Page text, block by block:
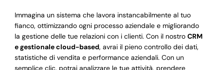
Immagina un sistema che lavora instancabilmente al tuo
fianco, ottimizzando ogni processo aziendale e migliorando
la gestione delle tue relazioni con i clienti. Con il nostro CRM
e gestionale cloud-based, avrai il pieno controllo dei dati,
statistiche di vendita e performance aziendali. Con un
semplice clic, potrai analizzare le tue attività, prendere